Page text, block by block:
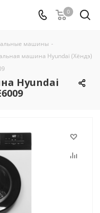
0
машины -
машина Hyundai (Хёндэ)
Hyundai